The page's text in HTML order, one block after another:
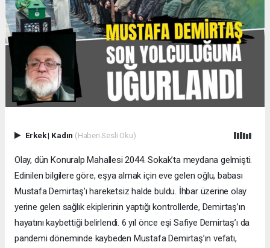
Erkek| Kadın (Haberi Sesli Oku)
Olay, dün Konuralp Mahallesi 2044. Sokak’ta meydana gelmişti.
Edinilen bilgilere göre, eşya almak için eve gelen oğlu, babası
Mustafa Demirtaş’ı hareketsiz halde buldu. İhbar üzerine olay
yerine gelen sağlık ekiplerinin yaptığı kontrollerde, Demirtaş’ın
hayatını kaybettiği belirlendi. 6 yıl önce eşi Safiye Demirtaş’ı da
pandemi döneminde kaybeden Mustafa Demirtaş’ın vefatı,